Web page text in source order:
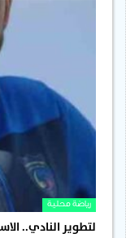
رياضة محلية
لتطوير النادي..